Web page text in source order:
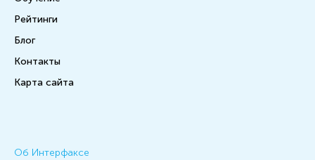
Рейтинги
Блог
Контакты
Карта сайта
Об Интерфаксе